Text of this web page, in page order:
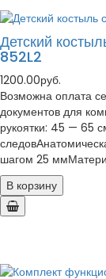
Детский
852L2
1200.00руб.
Возможна оплата
документов для
рукоятки: 45 — 65
шагом 25
В корзину